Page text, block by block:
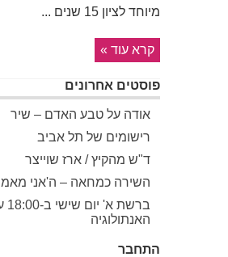
מיוחד לציון 15 שנים ...
קרא עוד »
פוסטים אחרונים
אודה על טבע האדם – שיר
רישומים של תל אביב
ד"ש מהקיץ / ארז שוייצר
השירה כמחאה – ה'אני
האנתולוגיה
התחבר